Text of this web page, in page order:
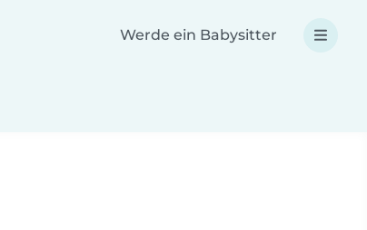
Werde ein Babysitter